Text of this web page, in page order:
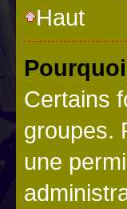
Haut
Certains
groupes.
une